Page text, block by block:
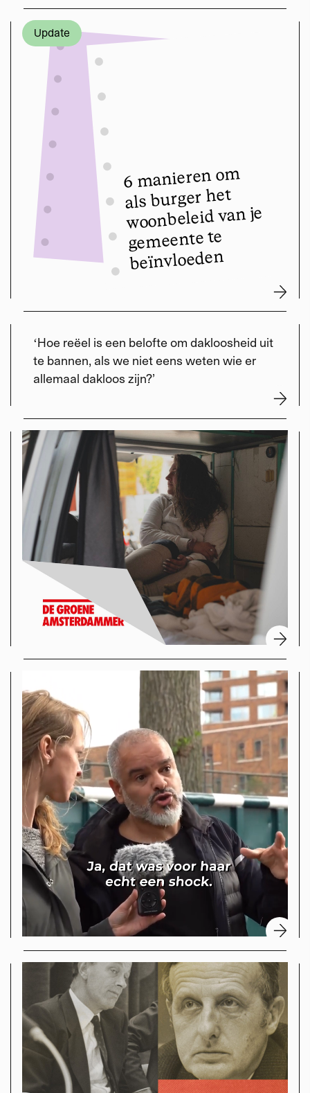
Update
6 manieren om
als burger het
woonbeleid van je
gemeente te
beïnvloeden
ʻHoe reëel is een belofte om dakloosheid uit
te bannen, als we niet eens weten wie er
allemaal dakloos zijn?’